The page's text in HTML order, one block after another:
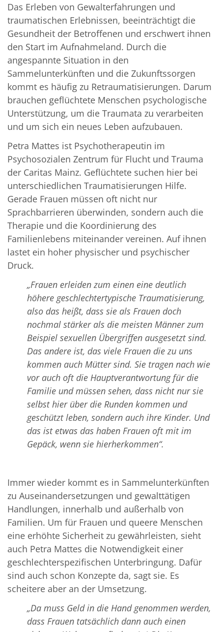
Das Erleben von Gewalterfahrungen und
traumatischen Erlebnissen, beeinträchtigt die
Gesundheit der Betroffenen und erschwert ihnen
den Start im Aufnahmeland. Durch die
angespannte Situation in den
Sammelunterkünften und die Zukunftssorgen
kommt es häufig zu Retraumatisierungen. Darum
brauchen geflüchtete Menschen psychologische
Unterstützung, um die Traumata zu verarbeiten
und um sich ein neues Leben aufzubauen.
Petra Mattes ist Psychotherapeutin im
Psychosozialen Zentrum für Flucht und Trauma
der Caritas Mainz. Geflüchtete suchen hier bei
unterschiedlichen Traumatisierungen Hilfe.
Gerade Frauen müssen oft nicht nur
Sprachbarrieren überwinden, sondern auch die
Therapie und die Koordinierung des
Familienlebens miteinander vereinen. Auf ihnen
lastet ein hoher physischer und psychischer
Druck.
„Frauen erleiden zum einen eine deutlich
höhere geschlechtertypische Traumatisierung,
also das heißt, dass sie als Frauen doch
nochmal stärker als die meisten Männer zum
Beispiel sexuellen Übergriffen ausgesetzt sind.
Das andere ist, das viele Frauen die zu uns
kommen auch Mütter sind. Sie tragen nach wie
vor auch oft die Hauptverantwortung für die
Familie und müssen sehen, dass nicht nur sie
selbst hier über die Runden kommen und
geschützt leben, sondern auch ihre Kinder. Und
das ist etwas das haben Frauen oft mit im
Gepäck, wenn sie hierherkommen“.
Immer wieder kommt es in Sammelunterkünften
zu Auseinandersetzungen und gewalttätigen
Handlungen, innerhalb und außerhalb von
Familien. Um für Frauen und queere Menschen
eine erhöhte Sicherheit zu gewährleisten, sieht
auch Petra Mattes die Notwendigkeit einer
geschlechterspezifischen Unterbringung. Dafür
sind auch schon Konzepte da, sagt sie. Es
scheitere aber an der Umsetzung.
„Da muss Geld in die Hand genommen werden,
dass Frauen tatsächlich dann auch einen